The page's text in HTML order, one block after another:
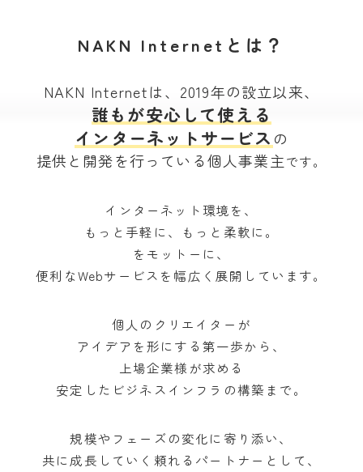
NAKN Internetとは？
NAKN Internetは、2019年の設立以来、
誰もが安心して使える
インターネットサービス の
提供と開発を行っている個人事業主です。
インターネット環境を、
もっと手軽に、もっと柔軟に。
をモットーに、
便利なWebサービスを幅広く展開しています。
個人のクリエイターが
アイデアを形にする第一歩から、
上場企業様が求める
安定したビジネスインフラの構築まで。
規模やフェーズの変化に寄り添い、
共に成長していく頼れるパートナーとして、